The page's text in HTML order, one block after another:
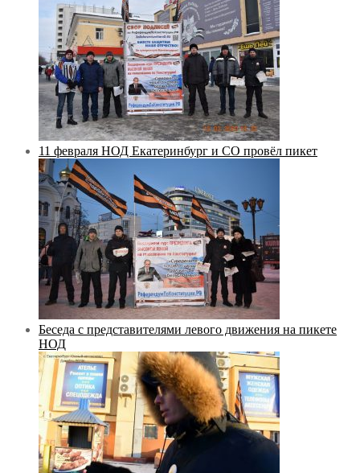
11 февраля НОД Екатеринбург и СО провёл пикет
Беседа с представителями левого движения на пикете
НОД